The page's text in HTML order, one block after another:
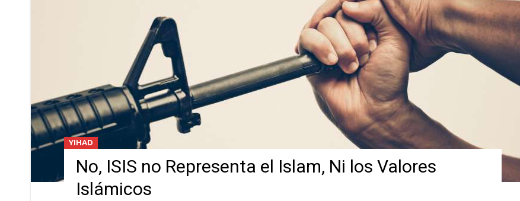
YIHAD
No, ISIS no Representa el Islam, Ni los Valores
Islámicos